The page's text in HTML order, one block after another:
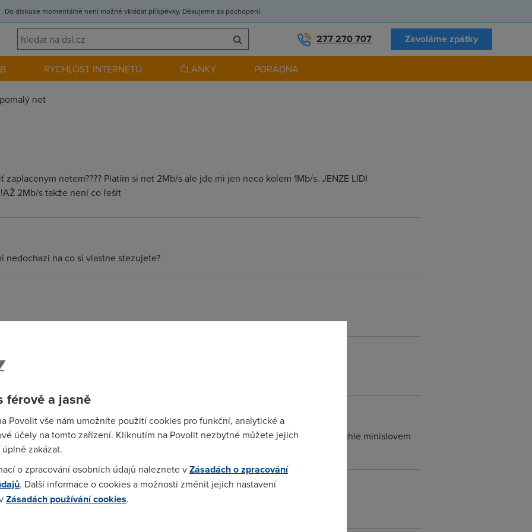
Do diskuse momentálně není možné vkládat příspěvky. Děkujeme za pochopení.
277 270 707 Zavoláme zpátky
RYCHLOST INTERNETU ČLÁNKY PORADNA
pomalý net
netem???? Platím si net 2Mb/s ale jde mi jen neco kolem 1Mb/s. JENZE LIDI
2Mb/s takže není co řešit
nedochazi na co si vlastne stezujete?
Tim pádem platí za 2Mbit, ale přitom jede 1Mbit, ale co naplat, ty parchanti to timhle minislovem
férově a jasně
Povolit vše nám umožníte použití cookies pro funkční, analytické a
účely na tomto zařízení. Kliknutím na Povolit nezbytné můžete jejich
zakázat.
o zpracování osobních údajů naleznete vZásadách o zpracování
. Další informace o cookies a možnosti změnit jejich nastavení
Zásadách používání cookies.